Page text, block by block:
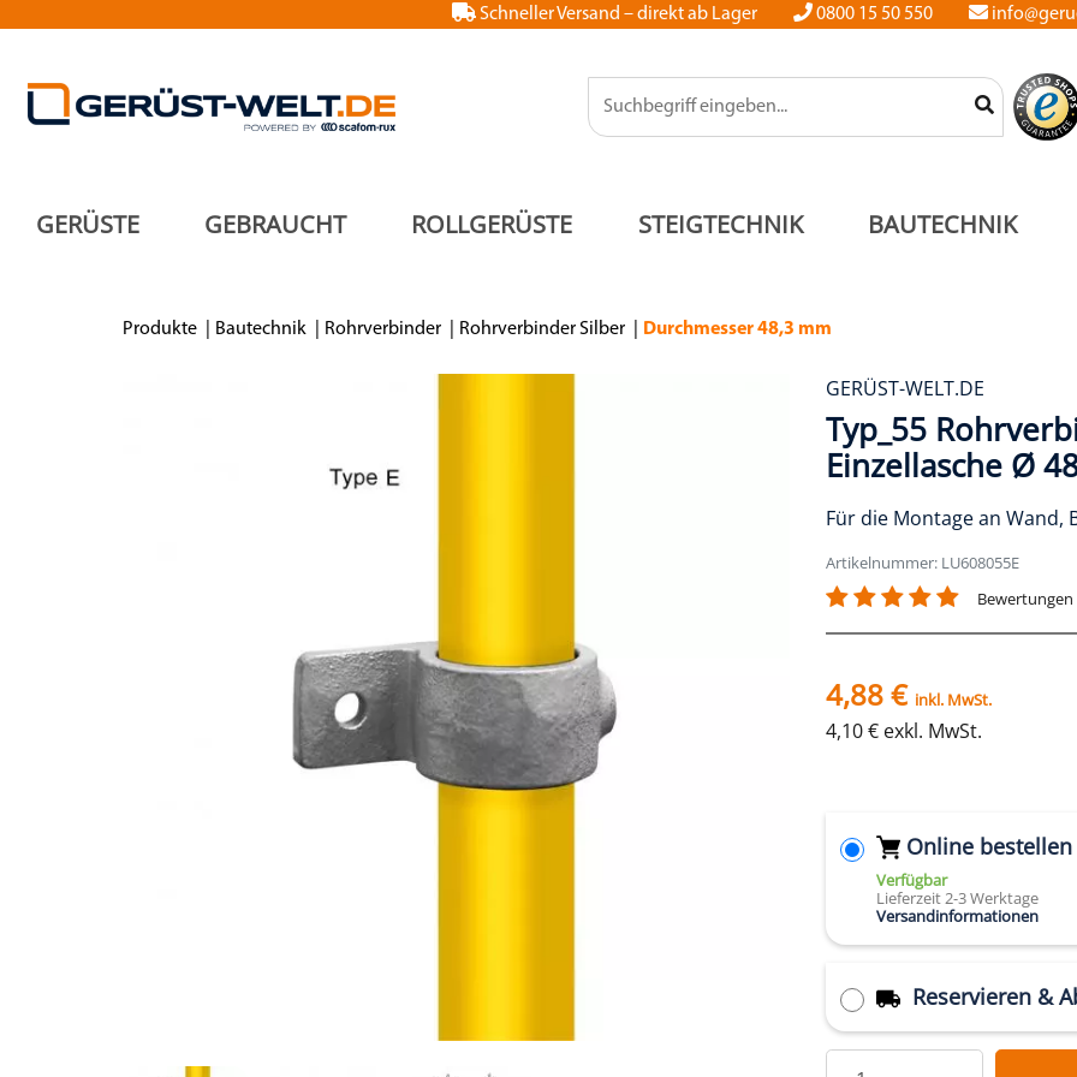
Schneller Versand – direkt ab Lager 0800 15 50 550
GERÜSTE GEBRAUCHT ROLLGERÜSTE STEIGTECHNIK BAUTECHNIK
Produkte Bautechnik Rohrverbinder Rohrverbinder Silber Durchmesser 48,3 mm
GERÜST-WELT.DE
Typ_55
Einzellasche Ø
Für die Montage an Wand,
Artikelnummer: LU608055E
Bewertungen
4,88 € inkl. MwSt.
4,10 € exkl. MwSt.
Online bestellen
Verfügbar
Lieferzeit 2-3 Werktage
Versandinformationen
Reservieren &